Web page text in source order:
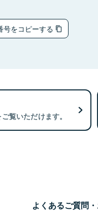
号をコピーする
覧いただけます。
よくあるご質問